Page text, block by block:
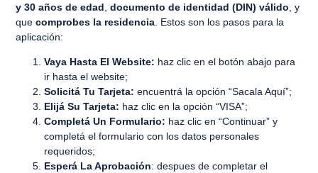
y 30 años de edad ,documento de identidad (DIN) válido , y
quecomprobes la residencia . Estos son los pasos para la
aplicación:
Vaya Hasta El Website: haz clic en el botón abajo para
ir hasta el website;
Solicitá Tu Tarjeta: encuentrá la opción “Sacala Aquí”;
Elijá Su Tarjeta: haz clic en la opción “VISA”;
Completá Un Formulario: haz clic en “Continuar” y
completá el formulario con los datos personales
requeridos;
Esperá La Aprobación: despues de completar el